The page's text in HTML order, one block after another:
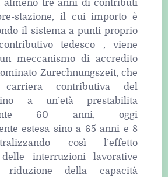
almeno tre anni di contributi
stazione, il cui importo è
il sistema a punti proprio
tedesco , viene
meccanismo di accredito
Zurechnungszeit, che
contributiva del
a un’età prestabilita
60 anni, oggi
estesa sino a 65 anni e 8
così l’effetto
delle interruzioni lavorative
della capacità